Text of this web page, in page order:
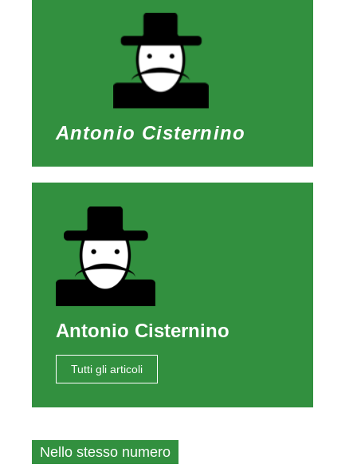
Antonio Cisternino
Antonio Cisternino
Tutti gli articoli
Nello stesso numero